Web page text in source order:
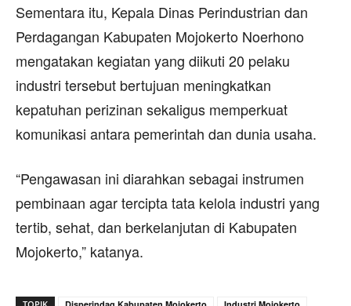
Sementara itu, Kepala Dinas Perindustrian dan
Perdagangan Kabupaten Mojokerto Noerhono
mengatakan kegiatan yang diikuti 20 pelaku
industri tersebut bertujuan meningkatkan
kepatuhan perizinan sekaligus memperkuat
komunikasi antara pemerintah dan dunia usaha.
“Pengawasan ini diarahkan sebagai instrumen
pembinaan agar tercipta tata kelola industri yang
tertib, sehat, dan berkelanjutan di Kabupaten
Mojokerto,” katanya.